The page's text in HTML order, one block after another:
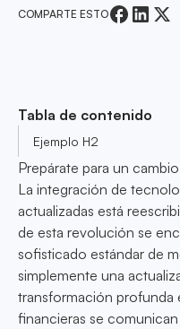
COMPARTE ESTO
Tabla de contenido
Ejemplo H2
Prepárate para un
La integración de
actualizadas está
de esta revolución se
sofisticado estándar de
simplemente una
transformación profunda
financieras se